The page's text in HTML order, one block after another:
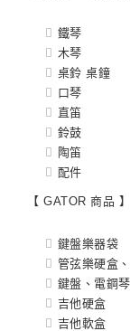
鐵琴
木琴
桌鈴 桌鐘
口琴
直笛
鈴鼓
陶笛
配件
【 GATOR 商品 】
鍵盤樂器袋
管弦樂硬盒
鍵盤、電鋼
吉他硬盒
吉他軟盒